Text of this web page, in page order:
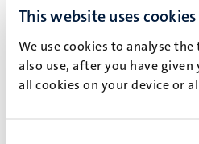
This website uses cookies
We use cookies to analyse
also use, after you have
all cookies on your device or